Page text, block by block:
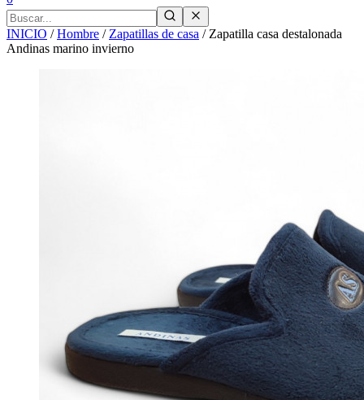
INICIO /Hombre / Zapatillas de casa / Zapatilla casa destalonada
Andinas marino invierno